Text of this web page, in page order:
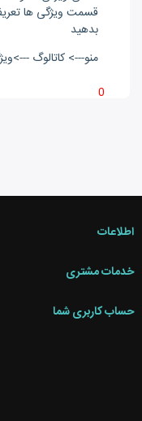
قسمت ویژگی ها
بدهید
منو---> کاتالوگ ---
0
اطلاعات
خدمات مشتری
حساب کاربری شما